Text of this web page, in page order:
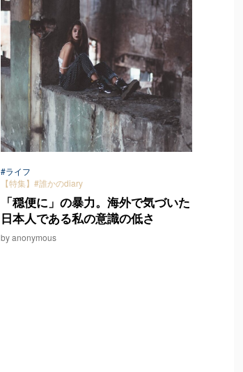
#ライフ
【特集】#誰かのdiary
「穏便に」の暴力。海外で気づいた
日本人である私の意識の低さ
by anonymous